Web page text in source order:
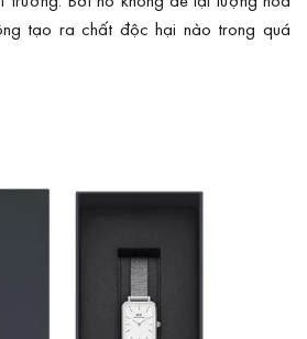
tạo ra chất độc hại nào trong quá